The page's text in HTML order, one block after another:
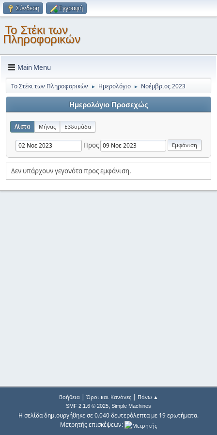
Σύνδεση Εγγραφή
Το Στέκι των
Πληροφορικών
Main Menu
Το Στέκι των Πληροφορικών ► Ημερολόγιο ► Νοέμβριος 2023
Ημερολόγιο Προσεχώς
Λίστα Μήνας Εβδομάδα
Προς
Δεν υπάρχουν γεγονότα προς εμφάνιση.
Βοήθεια| Όροι και Κανόνες| Πάνω ▲
SMF 2.1.6 © 2025, Simple Machines
Η σελίδα δημιουργήθηκε σε 0.040 δευτερόλεπτα με 19 ερωτήματα.
Μετρητής επισκέψεων: